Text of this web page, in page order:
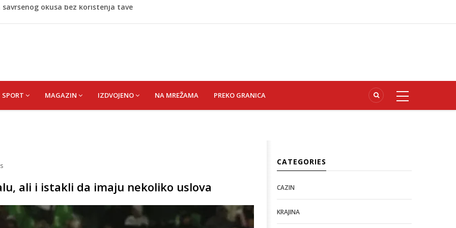
izbo muškarca iz BiH, pa se dao u bijeg, pokrenuta
okusa bez korištenja tave
SPORT MAGAZIN IZDVOJENO NA MREŽAMA PREKO GRANICA
ali i istakli da imaju nekoliko uslova
CATEGORIES
CAZIN
KRAJINA